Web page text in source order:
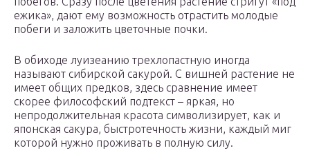
ежика», дают ему возможность отрастить молодые
побеги и заложить цветочные почки.
В обиходе луизеанию трехлопастную иногда
называют сибирской сакурой. С вишней растение не
имеет общих предков, здесь сравнение имеет
скорее философский подтекст – яркая, но
непродолжительная красота символизирует, как и
японская сакура, быстротечность жизни, каждый миг
которой нужно проживать в полную силу.